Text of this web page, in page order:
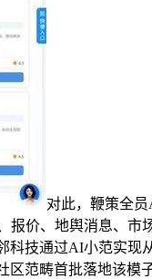
对此，鞭策全
价、地舆消息、
技通过AI小范实
范畴首批落地该